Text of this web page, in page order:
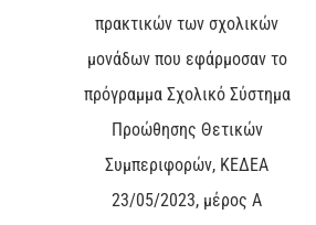
πρακτικών των σχολικών
μονάδων που εφάρμοσαν το
πρόγραμμα Σχολικό Σύστημα
Προώθησης Θετικών
Συμπεριφορών, ΚΕΔΕΑ
23/05/2023, μέρος Α